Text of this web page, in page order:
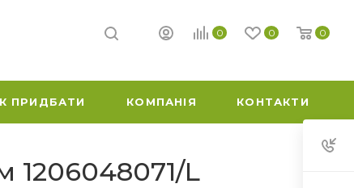
0 0 0
ПРИДБАТИ КОМПАНІЯ КОНТАКТИ
1206048071/L